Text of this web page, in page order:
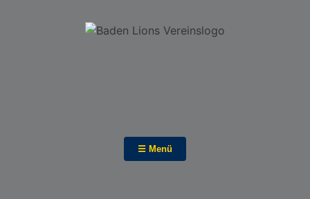
☰ Menü